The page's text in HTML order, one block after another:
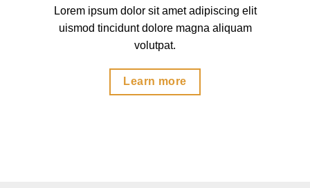
Lorem ipsum dolor sit amet adipiscing elit
uismod tincidunt dolore magna aliquam
volutpat.
Learn more